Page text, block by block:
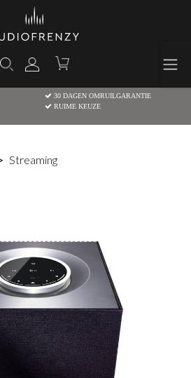
30 DAGEN OMRUILGARANTIE
RUIME KEUZE
Streaming